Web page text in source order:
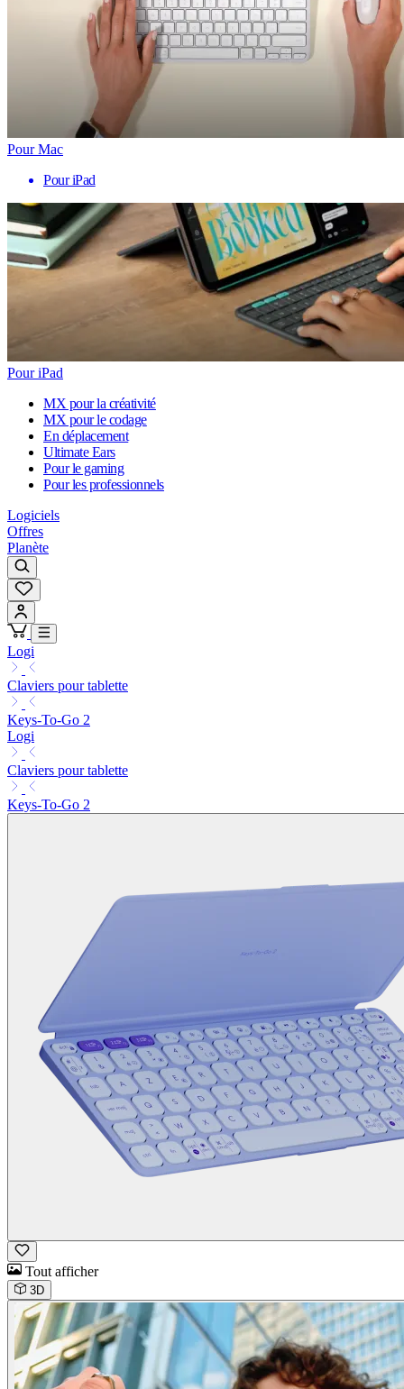
Pour Mac
Pour iPad
Pour iPad
MX pour la créativité
MX pour le codage
En déplacement
Ultimate Ears
Pour le gaming
Pour les professionnels
Logiciels
Offres
Planète
Logi
Claviers pour tablette
Keys-To-Go 2
Logi
Claviers pour tablette
Keys-To-Go 2
Tout afficher
3D